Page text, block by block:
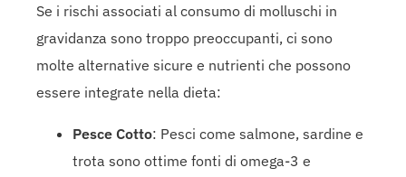
Se i rischi associati al consumo di molluschi in
gravidanza sono troppo preoccupanti, ci sono
molte alternative sicure e nutrienti che possono
essere integrate nella dieta:
Pesce Cotto: Pesci come salmone, sardine e
trota sono ottime fonti di omega-3 e